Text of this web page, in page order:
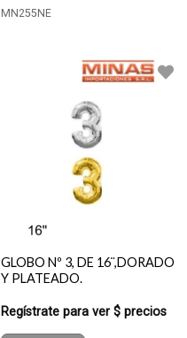
MN255NE
GLOBO Nº 3, DE 16¨,DORADO
Y PLATEADO.
Regístrate para ver $ precios